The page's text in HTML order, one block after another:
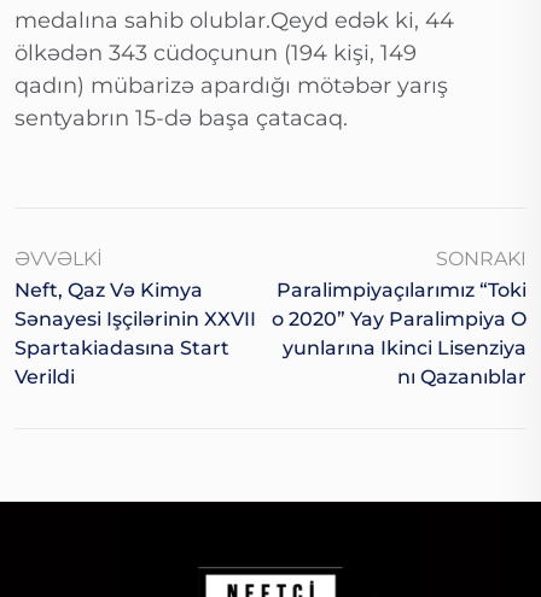
medalına sahib olublar.Qeyd edək ki, 44
ölkədən 343 cüdoçunun (194 kişi, 149
qadın) mübarizə apardığı mötəbər yarış
sentyabrın 15-də başa çatacaq.
ƏVVƏLKI
Neft, Qaz Və Kimya
Sənayesi Işçilərinin XXVII
Spartakiadasına Start
Verildi
SONRAKI
Paralimpiyaçılarımız “Toki
O 2020” Yay Paralimpiya O
Yunlarına Ikinci Lisenziya
Nı Qazanıblar